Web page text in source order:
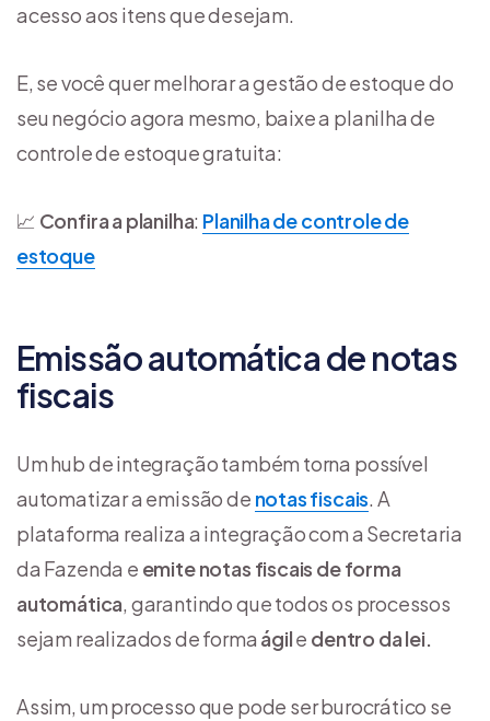
acesso aos itens que desejam.
E, se você quer melhorar a gestão de estoque do
seu negócio agora mesmo, baixe a planilha de
controle de estoque gratuita:
📈 Confira a planilha: Planilha de controle de
estoque
Emissão automática de notas
fiscais
Um hub de integração também torna possível
automatizar a emissão de notas fiscais. A
plataforma realiza a integração com a Secretaria
da Fazenda e emite notas fiscais de forma
automática, garantindo que todos os processos
sejam realizados de forma ágile dentro da lei.
Assim, um processo que pode ser burocrático se